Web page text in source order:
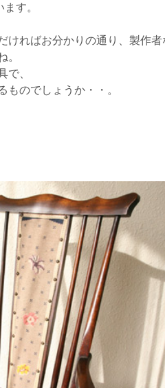
す。
ければお分かりの通り、製作
。
で、
ものでしょうか・・。